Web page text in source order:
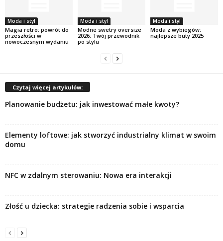
Moda i styl
Magia retro: powrót do
przeszłości w
nowoczesnym wydaniu
Moda i styl
Modne swetry oversize
2026: Twój przewodnik
po stylu
Moda i styl
Moda z wybiegów:
najlepsze buty 2025
Czytaj więcej artykułów:
Planowanie budżetu: jak inwestować małe kwoty?
Elementy loftowe: jak stworzyć industrialny klimat w swoim
domu
NFC w zdalnym sterowaniu: Nowa era interakcji
Złość u dziecka: strategie radzenia sobie i wsparcia